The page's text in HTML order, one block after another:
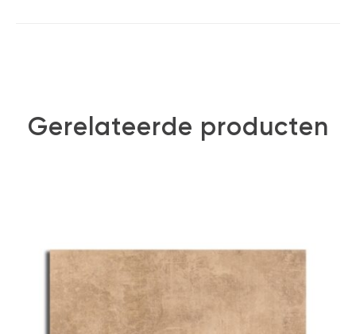
Gerelateerde producten